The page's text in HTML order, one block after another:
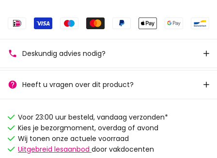
Deskundig advies nodig?
Heeft u vragen over dit product?
Voor 23:00 uur besteld, vandaag verzonden*
Kies je bezorgmoment, overdag of avond
Wij tonen onze actuele voorraad
Uitgebreid lesaanbod door vakdocenten